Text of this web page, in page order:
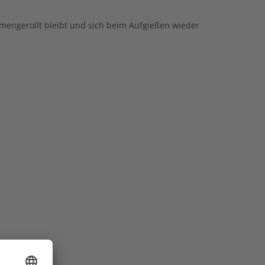
bleibt und sich beim Aufgießen wieder